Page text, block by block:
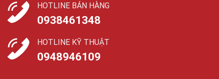
HOTLINE BÁN HÀNG
0938461348
HOTLINE KỸ THUẬT
0948946109